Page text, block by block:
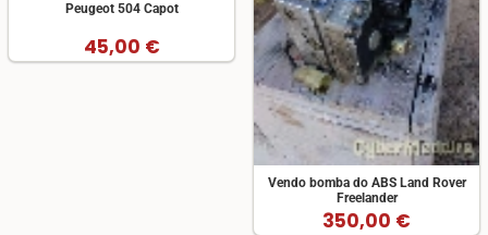
Peugeot 504 Capot
45,00 €
Vendo bomba do ABS Land Rover
Freelander
350,00 €